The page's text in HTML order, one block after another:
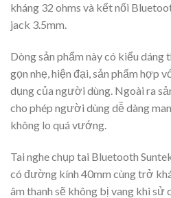
kháng 32 ohms và kết nối
jack 3.5mm.
Dòng sản phẩm này có kiểu
gọn nhẹ, hiện đại, sản phẩm hợp
dụng của người dùng. Ngoài ra
cho phép người dùng dễ dàng
không lo quá vướng.
Tai nghe chụp tai Bluetooth
có đường kính 40mm cùng trở
âm thanh sẽ không bị vang khi sử